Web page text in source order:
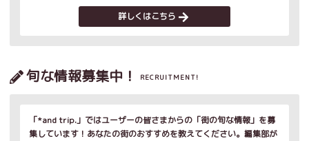
詳しくはこちら
旬な情報募集中！ RECRUITMENT!
「*and trip.」ではユーザーの皆さまからの「街の旬な情報」を募
集しています！あなたの街のおすすめを教えてください。編集部が